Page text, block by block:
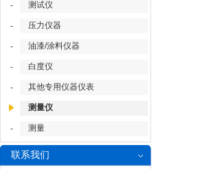
- 测试仪
- 压力仪器
- 油漆/涂料仪器
- 白度仪
- 其他专用仪器仪表
测量仪
- 测量
联系我们